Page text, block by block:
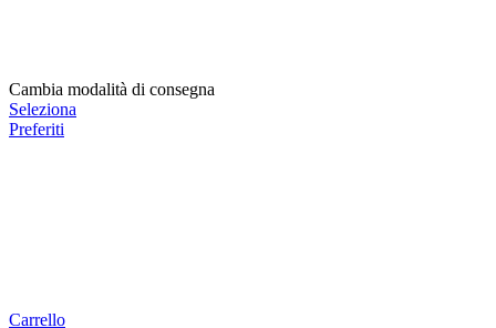
Cambia modalità di consegna
Seleziona
Preferiti
Carrello